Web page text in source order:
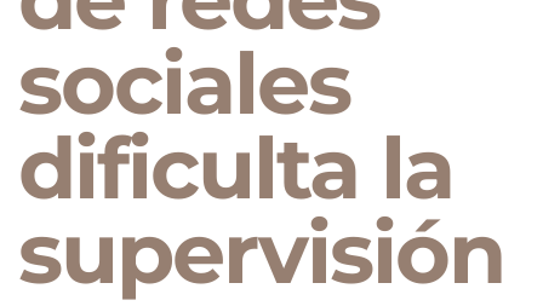
sociales
dificulta la
supervisión